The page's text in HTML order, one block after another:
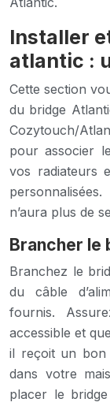
Installer
atlantic :
Cette section
du bridge
Cozytouch/
pour associer
vos radiateurs
n’aura plus de
Brancher le
Branchez le
du câble
fournis.
accessible et
il reçoit un bon
dans votre
placer le bridge